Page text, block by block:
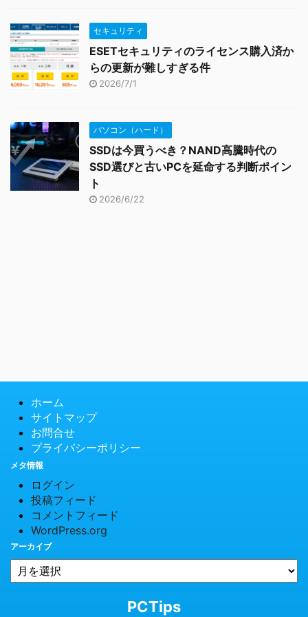
セキュリティ
ESETセキュリティのライセンス購入済か
らの更新が難しすぎる件
2026/7/1
パソコン（ハード）
SSDは今買うべき？NAND高騰時代の
SSD選びと古いPCを延命する判断ポイン
ト
2026/6/22
ホーム
サイトマップ
お問合せ
プライバシーポリシー
メタ情報
ログイン
投稿フィード
コメントフィード
WordPress.org
アーカイブ
PCTips
© 2026 PCTips